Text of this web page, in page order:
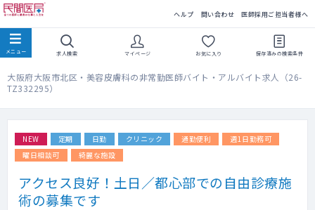
ヘルプ 問い合わせ 医師採用ご担当者様へ
求人検索 マイページ お気に入り 保存済みの検索条件
大阪府大阪市北区・美容皮膚科の非常勤医師バイト・アルバイト求人（26-
TZ332295）
NEW 定期 日勤 クリニック 通勤便利
週1日勤務可
曜日相談可
綺麗な施設
アクセス良好！土日／都心部での自由診療施
術の募集です